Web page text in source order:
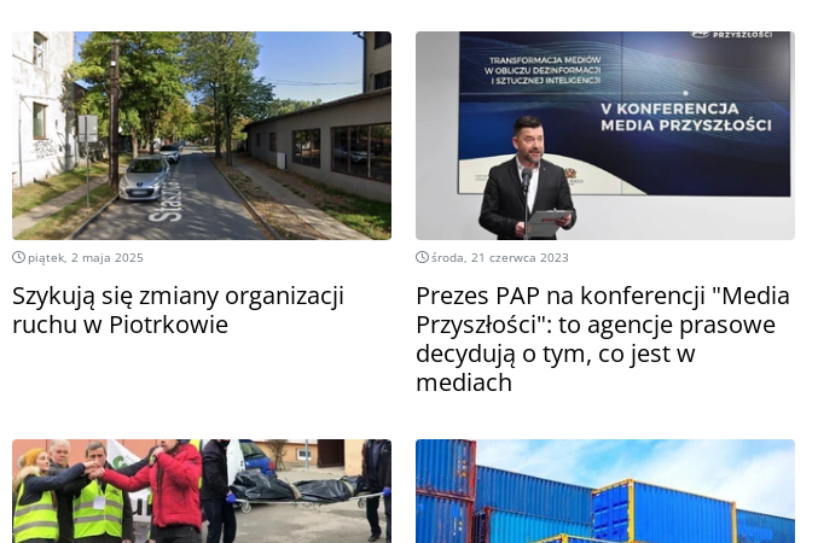
piątek, 2 maja 2025
Szykują się zmiany organizacji
ruchu w Piotrkowie
środa, 21 czerwca 2023
Prezes PAP na konferencji "Media
Przyszłości": to agencje prasowe
decydują o tym, co jest w
mediach